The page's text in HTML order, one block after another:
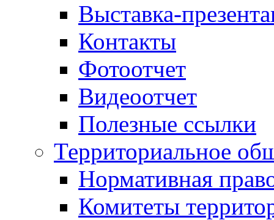
Выставка-
Контакты
Фотоотчет
Видеоотчет
Полезные ссылки
Территориальное
Нормативная
Комитеты